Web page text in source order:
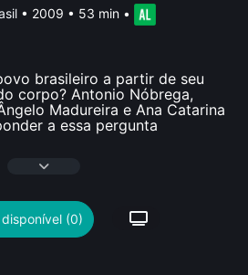
• 2009 • 53 min •
brasileiro a partir de seu
corpo? Antonio Nóbrega,
Madureira e Ana Catarina
a essa pergunta
(0)